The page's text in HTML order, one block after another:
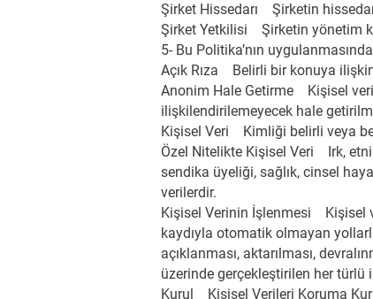
Şirket Hissedarı Şirketin
Şirket Yetkilisi Şirketin yönetim
5- Bu Politika’nın
Açık Rıza Belirli bir konuya
Anonim Hale Getirme Kişisel
ilişkilendirilemeyecek hale
Kişisel Veri Kimliği belirli veya
Özel Nitelikte Kişisel Veri Irk,
sendika üyeliği, sağlık, cinsel
verilerdir.
Kişisel Verinin İşlenmesi Kişisel
kaydıyla otomatik olmayan
açıklanması, aktarılması,
üzerinde gerçekleştirilen her türlü
Kurul Kişisel Verileri Koruma